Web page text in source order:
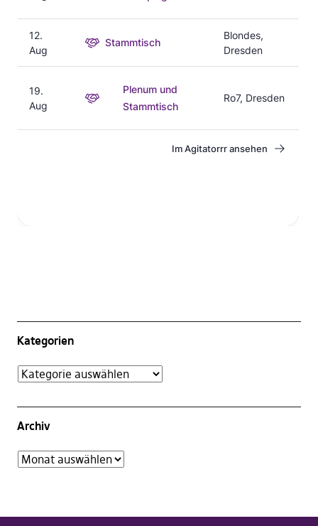
Kategorien
Archiv